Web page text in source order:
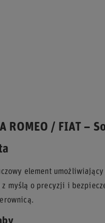
ROMEO / FIAT –
element
myślą o precyzji i